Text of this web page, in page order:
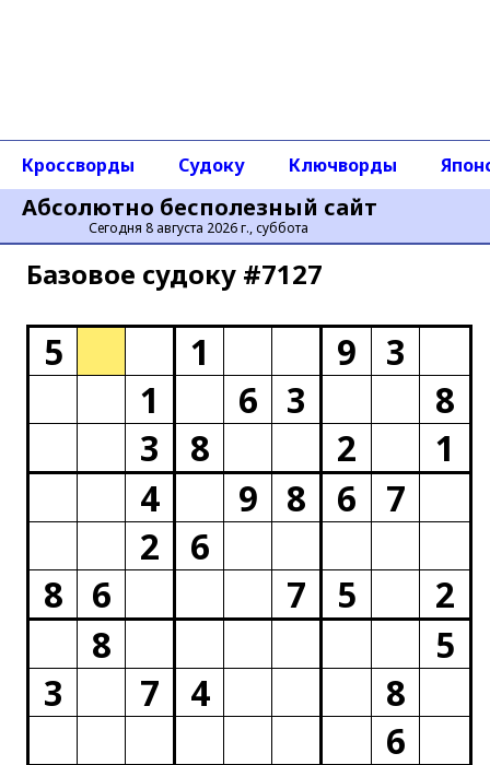
Абсолютно бесполезный сайт
Сегодня 8 августа 2026 г., суббота
Кроссворды Судоку Ключворды
Базовое cудоку #7127
5 1 9
3
1
6 3
8
3
8 2
1
4
9 8 6
7
2
6
8
6 7 5
2
8
5
3
7 4
8
6